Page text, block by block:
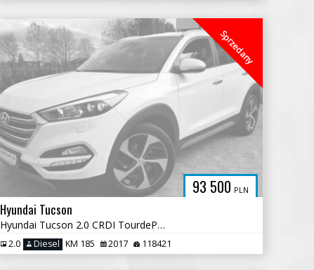
93 500 PLN
Sprzedany
Hyundai Tucson
Hyundai Tucson 2.0 CRDI TourdePologne 4WD
2.0 Diesel KM 185 2017 118421